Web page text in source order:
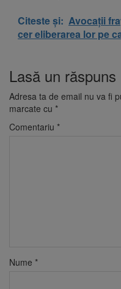
Citeste și: Avocații
cer eliberarea lor pe
Lasă un răspuns
Adresa ta de email nu va fi
marcate cu *
Comentariu *
Nume *